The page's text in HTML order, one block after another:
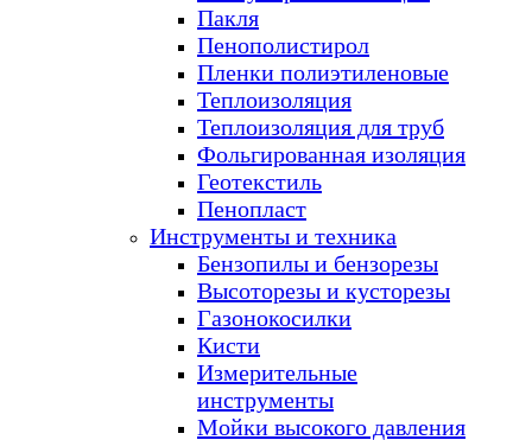
Пакля
Пенополистирол
Пленки полиэтиленовые
Теплоизоляция
Теплоизоляция для труб
Фольгированная изоляция
Геотекстиль
Пенопласт
Инструменты и техника
Бензопилы и бензорезы
Высоторезы и кусторезы
Газонокосилки
Кисти
Измерительные
инструменты
Мойки высокого давления